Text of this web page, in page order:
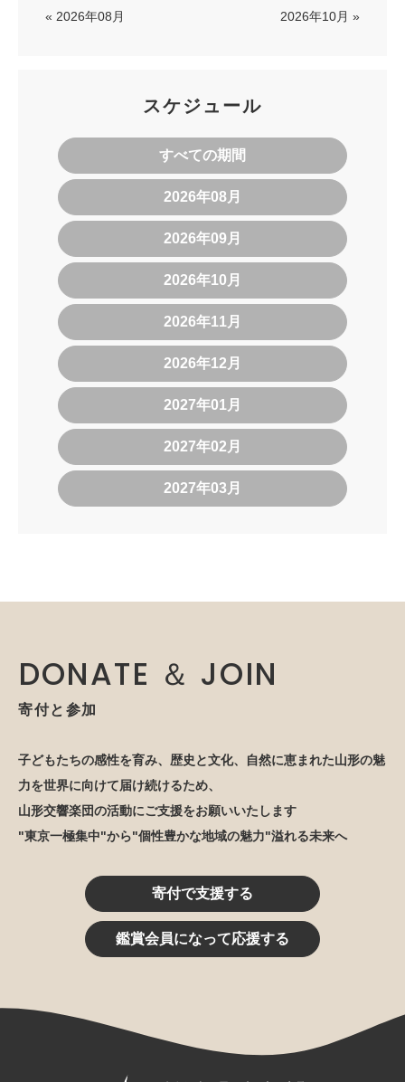
« 2026年08月 2026年10月 »
スケジュール
すべての期間
2026年08月
2026年09月
2026年10月
2026年11月
2026年12月
2027年01月
2027年02月
2027年03月
DONATE ＆ JOIN
寄付と参加
子どもたちの感性を育み、歴史と文化、自然に恵まれた山形の魅
力を世界に向けて届け続けるため、
山形交響楽団の活動にご支援をお願いいたします
"東京一極集中"から"個性豊かな地域の魅力"溢れる未来へ
寄付で支援する
鑑賞会員になって応援する